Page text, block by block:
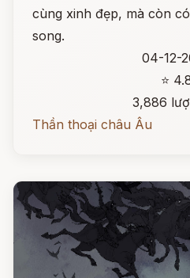
cùng xinh đẹp, mà còn
song.
04-12-
⭐
3,886
Thần thoại châu Âu